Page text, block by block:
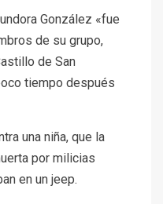
González «fue
de su grupo,
de San
tiempo después
una niña, que la
por milicias
en un jeep.